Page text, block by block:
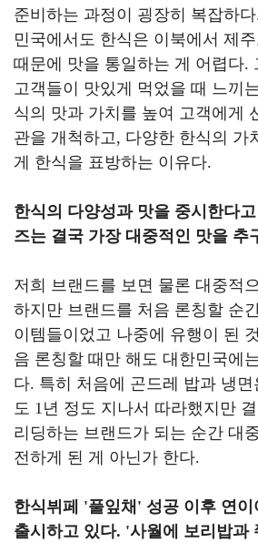
준비하는 과정이 굉장히 복잡하다
민국에서도 한식은 이북에서 제주
때문에 맛을 통일하는 게 어렵다.
고객들이 맛있게 먹었을 때 느끼
식의 맛과 가치를 높여 고객에게
관을 개척하고, 다양한 한식의 가
게 한식을 표방하는 이유다.
한식의 다양성과 맛을 중시한다
즈는 결국 가장 대중적인 맛을 추
저희 브랜드를 보면 물론 대중적
하지만 브랜드를 처음 론칭할 순
이템들이었고 나중에 유행이 된
음 론칭할 때만 해도 대한민국에
다. 특히 처음에 곤드레 밥과 냉면
도 1년 정도 지나서 따라했지만
리딩하는 브랜드가 되는 순간 대
전하게 된 게 아닌가 한다.
한식뷔페 '풀잎채 ' 성공 이후 연
출시하고 있다. '사월에 보리밥과